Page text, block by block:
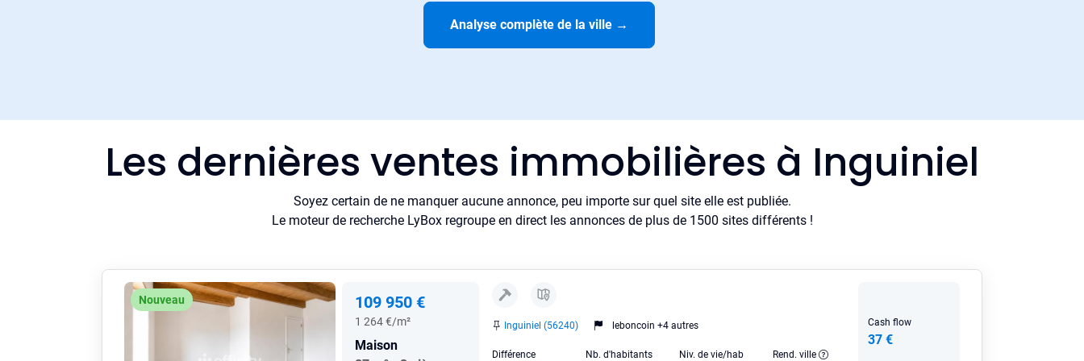
Analyse complète de la ville →
Les dernières ventes immobilières à Inguiniel
Soyez certain de ne manquer aucune annonce, peu importe sur quel site elle est publiée.
Le moteur de recherche LyBox regroupe en direct les annonces de plus de 1500 sites différents !
Nouveau 109 950 €
1 264 €/m²
Maison
Inguiniel (56240) leboncoin +4 autres
Différence Nb. d'habitants Niv. de vie/hab Rend. ville
Cash flow
37 €